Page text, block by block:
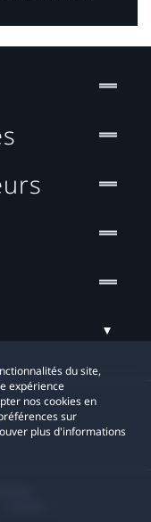
du site,
expérience
nos cookies en
sur
plus d'informations